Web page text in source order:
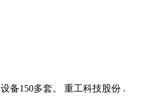
备150多套。 重工科技股份 .